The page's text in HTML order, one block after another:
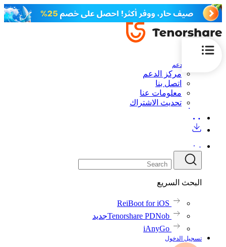
الدعم
مركز الدعم
اتصل بنا
معلومات عنا
تحديث الاشتراك
البحث السريع
ReiBoot for iOS
Tenorshare PDNobجديد
iAnyGo
تسجيل الدخول